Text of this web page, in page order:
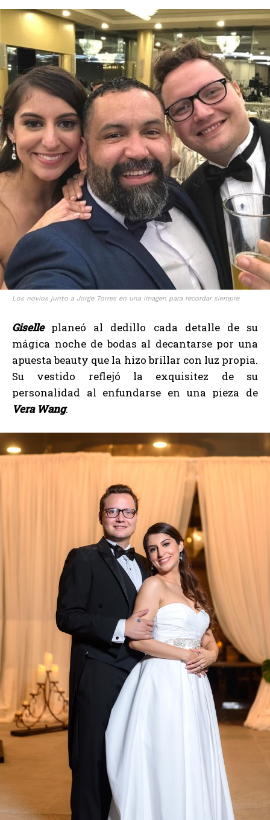
Los novios junto a Jorge Torres en una imagen para recordar siempre
Giselleplaneó al dedillo cada detalle de su
mágica noche de bodas al decantarse por una
apuesta beauty que la hizo brillar con luz propia.
Su vestido reflejó la exquisitez de su
personalidad al enfundarse en una pieza de
Vera Wang.